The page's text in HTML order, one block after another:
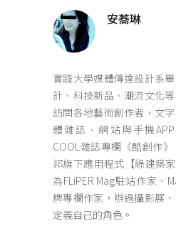
安蕎琳
實踐大學媒體傳達設計系
計、科技新品、潮流文化
訪問各地藝術創作者，文
體雜誌、網站與手機
COOL雜誌專欄《酷創作
邦旗下應用程式【綠建築
為FLiPER Mag駐站作家、
牌專欄作家，辦過攝影展
定義自己的角色。